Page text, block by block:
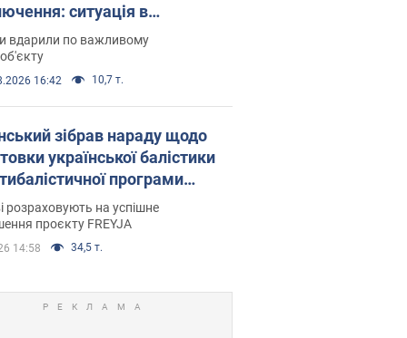
ситуація в
6 серпня
вдарили по важливому
16:42 10,7 т.
зібрав нараду щодо
української балістики
які рішення готуються
розраховують на успішне
проєкту FREYJA
14:58 34,5 т.